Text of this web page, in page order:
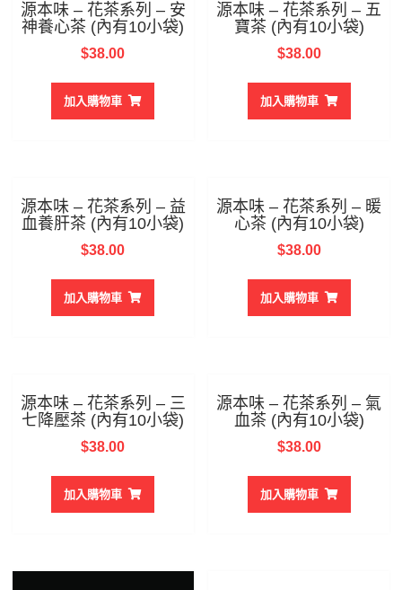
源本味 – 花茶系列 – 安
神養心茶 (內有10小袋)
$38.00
加入購物車
源本味 – 花茶系列 – 五
寶茶 (內有10小袋)
$38.00
加入購物車
源本味 – 花茶系列 – 益
血養肝茶 (內有10小袋)
$38.00
加入購物車
源本味 – 花茶系列 – 暖
心茶 (內有10小袋)
$38.00
加入購物車
源本味 – 花茶系列 – 三
七降壓茶 (內有10小袋)
$38.00
加入購物車
源本味 – 花茶系列 – 氣
血茶 (內有10小袋)
$38.00
加入購物車